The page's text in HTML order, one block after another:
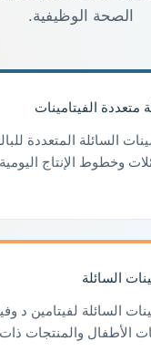
الصحة الوظيفية.
متعددة الفيتامينات
السائلة المتعددة
وخطوط الإنتاج اليومية
السائلة
السائلة لفيتامين د
الأطفال والمنتجات